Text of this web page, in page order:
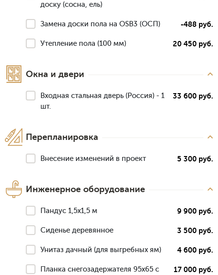
доску (сосна, ель)
Замена доски пола на OSB3 (ОСП) -488 руб.
Утепление пола (100 мм) 20 450 руб.
Окна и двери
Входная стальная дверь (Россия) - 1
шт.
33 600 руб.
Перепланировка
Внесение изменений в проект 5 300 руб.
Инженерное оборудование
Пандус 1,5х1,5 м 9 900 руб.
Сиденье деревянное 3 500 руб.
Унитаз дачный (для выгребных ям) 4 600 руб.
Планка снегозадержателя 95х65 с
17 000 руб.